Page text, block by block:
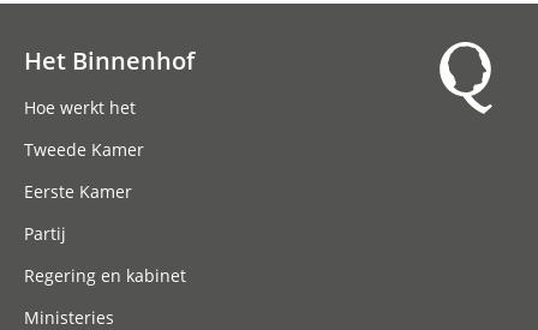
Het Binnenhof
Hoe werkt het
Tweede Kamer
Eerste Kamer
Partij
Regering en kabinet
Ministeries